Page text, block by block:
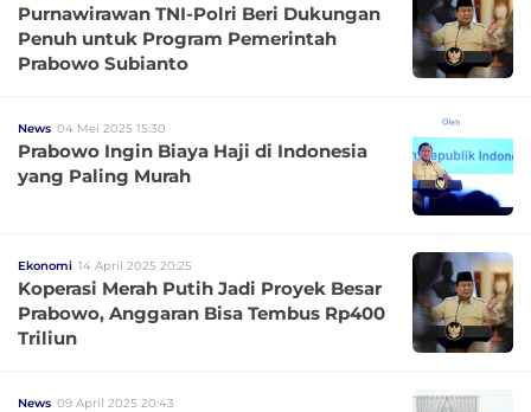
Purnawirawan TNI-Polri Beri Dukungan
Penuh untuk Program Pemerintah
Prabowo Subianto
News 04 Mei 2025 15:30
Prabowo Ingin Biaya Haji di Indonesia
yang Paling Murah
Ekonomi 14 April 2025 20:25
Koperasi Merah Putih Jadi Proyek Besar
Prabowo, Anggaran Bisa Tembus Rp400
Triliun
News 09 April 2025 20:43